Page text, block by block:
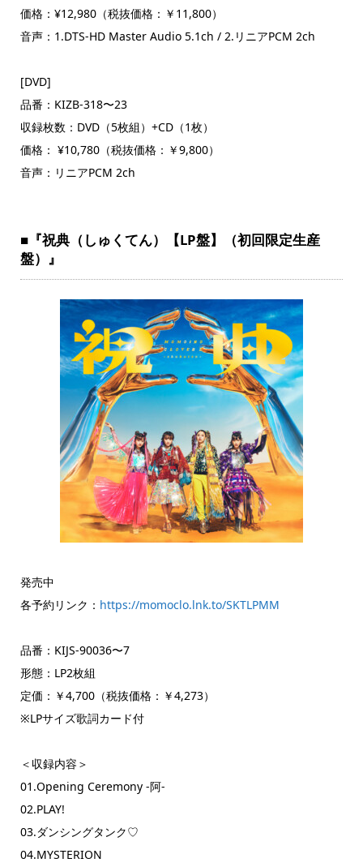
価格：¥12,980（税抜価格：￥11,800）
音声：1.DTS-HD Master Audio 5.1ch / 2.リニアPCM 2ch
[DVD]
品番：KIZB-318〜23
収録枚数：DVD（5枚組）+CD（1枚）
価格： ¥10,780（税抜価格：￥9,800）
音声：リニアPCM 2ch
■『祝典（しゅくてん）【LP盤】（初回限定生産
盤）』
発売中
各予約リンク： https://momoclo.lnk.to/SKTLPMM
品番：KIJS-90036〜7
形態：LP2枚組
定価：￥4,700（税抜価格：￥4,273）
※LPサイズ歌詞カード付
＜収録内容＞
01.Opening Ceremony -阿-
02.PLAY!
03.ダンシングタンク♡
04.MYSTERION